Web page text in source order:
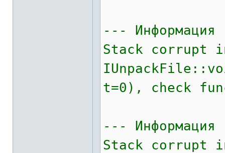
---
Stack corrupt
t=0), check
---
Stack corrupt